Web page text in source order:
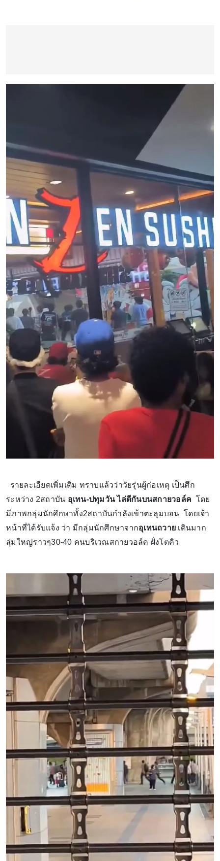
รายละเอียดเพิ่มเติม ทราบแล้วว่าวัยรุ่นผู้ก่อเหตุ เป็นศึก
ระหว่าง 2สถาบัน อุเทน-ปทุมวัน ไล่ตีกันบนสกายวอล์ค
โดย
มีภาพกลุ่มนักศึกษาทั้ง2สถาบันกำลังเข้าตะลุมบอน โดยเจ้า
หน้าที่ได้รับแจ้ง ว่า มีกลุ่มนักศึกษาจากอุเทนถวาย เดินมาก
ลุ่มใหญ่ราวๆ30-40 คนบริเวณสกายวอล์ค ฝั่งโตคิว